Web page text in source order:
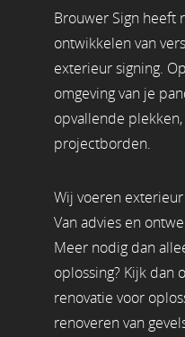
Brouwer Sign heeft
ontwikkelen van
exterieur signing.
omgeving van je
opvallende
projectborden.
Wij voeren
Van advies en
Meer nodig dan
oplossing? Kijk dan
renovatie voor
renoveren van